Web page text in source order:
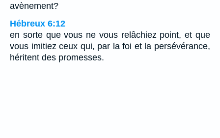
avènement?
Hébreux 6:12
en sorte que vous ne vous relâchiez point, et que
vous imitiez ceux qui, par la foi et la persévérance,
héritent des promesses.